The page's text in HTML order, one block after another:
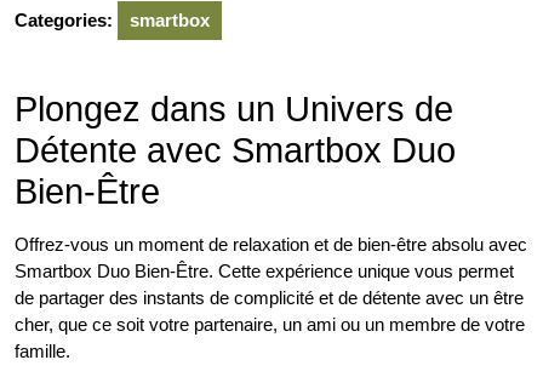
Categories: smartbox
Plongez dans un Univers de
Détente avec Smartbox Duo
Bien-Être
Offrez-vous un moment de relaxation et de bien-être absolu avec
Smartbox Duo Bien-Être. Cette expérience unique vous permet
de partager des instants de complicité et de détente avec un être
cher, que ce soit votre partenaire, un ami ou un membre de votre
famille.